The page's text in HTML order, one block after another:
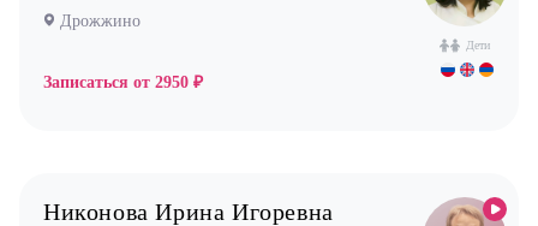
Дети
Дрожжино
Записаться от 2950 ₽
Никонова Ирина Игоревна